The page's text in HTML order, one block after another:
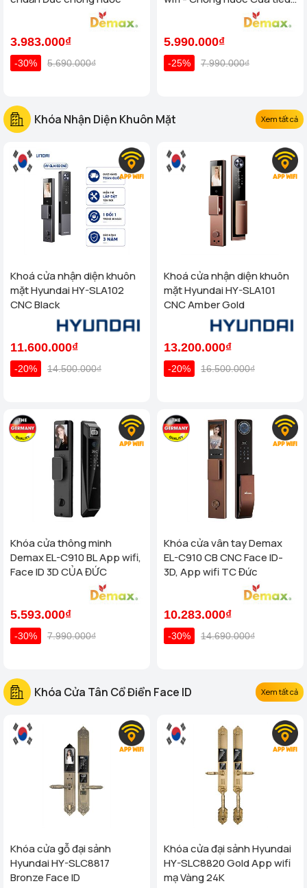
3.983.000₫
-30% 5.690.000₫
5.990.000₫
-25% 7.990.000₫
Khóa Nhận Diện Khuôn Mặt Xem tất cả
Khoá cửa nhận diện khuôn
mặt Hyundai HY-SLA102
CNC Black
11.600.000₫
-20% 14.500.000₫
Khoá cửa nhận diện khuôn
mặt Hyundai HY-SLA101
CNC Amber Gold
13.200.000₫
-20% 16.500.000₫
Khóa cửa thông minh
Demax EL-C910 BL App wifi,
Face ID 3D CỦA ĐỨC
5.593.000₫
-30% 7.990.000₫
Khóa cửa vân tay Demax
EL-C910 CB CNC Face ID-
3D, App wifi TC Đức
10.283.000₫
-30% 14.690.000₫
Khóa Cửa Tân Cổ Điển Face ID Xem tất cả
Khóa cửa gỗ đại sảnh
Hyundai HY-SLC8817
Bronze Face ID
Khóa cửa đại sảnh Hyundai
HY-SLC8820 Gold App wifi
mạ Vàng 24K